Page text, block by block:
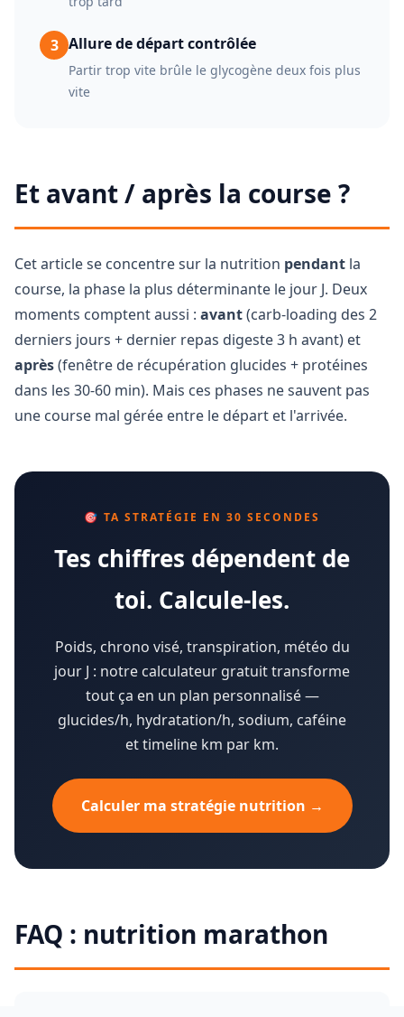
3 Allure de départ contrôlée
Partir trop vite brûle le glycogène deux fois plus
vite
Et avant / après la course ?
Cet article se concentre sur la nutrition pendant la
course, la phase la plus déterminante le jour J. Deux
moments comptent aussi : avant(carb-loading des 2
derniers jours + dernier repas digeste 3 h avant) et
après(fenêtre de récupération glucides + protéines
dans les 30-60 min). Mais ces phases ne sauvent pas
une course mal gérée entre le départ et l'arrivée.
🎯 TA STRATÉGIE EN 30 SECONDES
Tes chiffres dépendent de
toi. Calcule-les.
Poids, chrono visé, transpiration, météo du
jour J : notre calculateur gratuit transforme
tout ça en un plan personnalisé —
glucides/h, hydratation/h, sodium, caféine
et timeline km par km.
Calculer ma stratégie nutrition →
FAQ : nutrition marathon